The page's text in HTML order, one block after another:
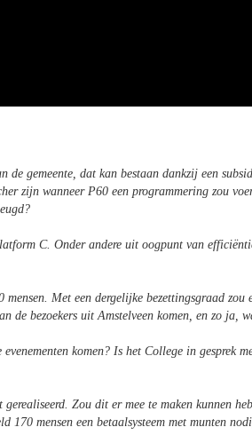
gemeente, dat kan bestaan dankzij een
zijn wanneer P60 een programmering zou
C. Onder andere uit oogpunt van
Met een dergelijke bezettingsgraad zou
bezoekers uit Amstelveen komen, en zo ja,
komen? Is het College in gesprek
Zou dit er mee te maken kunnen
170 mensen een betaalsysteem met munten